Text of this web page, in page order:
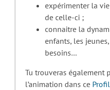
expérimenter la
de celle-ci ;
connaitre la
enfants, les
besoins…
Tu trouveras également
l’animation dans ceProfil